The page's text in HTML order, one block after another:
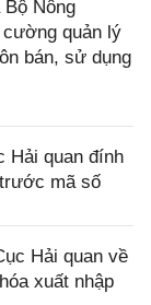
Bộ Nông
quản lý
bán, sử dụng
Hải quan đính
mã số
Hải quan về
xuất nhập